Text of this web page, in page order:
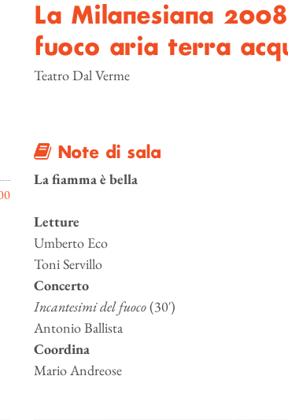
La Milanesiana
fuoco aria terra
Teatro Dal Verme
Note di sala
La fiamma è bella
Letture
Umberto Eco
Toni Servillo
Concerto
Incantesimi del fuoco(30′)
Antonio Ballista
Coordina
Mario Andreose